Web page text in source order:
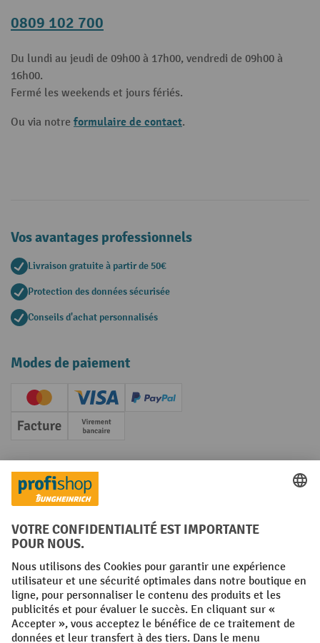
0809 102 700
Du lundi au jeudi de 09h00 à 17h00, vendredi de 09h00 à
16h00.
Fermé les weekends et jours fériés.
Ou via notre formulaire de contact.
Vos avantages professionnels
Livraison gratuite à partir de 50€
Protection des données sécurisée
Conseils d'achat personnalisés
Modes de paiement
Creditcard (Master)Creditcard (Visa)
PayPal
Facture Paiement anticipé
Réseaux sociaux
Facebook
YouTube
LinkedInInstagram
Conditions générales Mentions légales
Protection des Données Politique de cookies
All prices excl. VAT plusshipping costsand possible delivery charges,